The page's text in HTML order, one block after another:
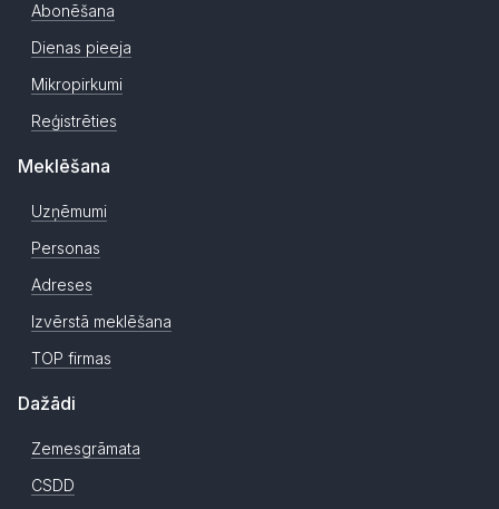
Abonēšana
Dienas pieeja
Mikropirkumi
Reģistrēties
Meklēšana
Uzņēmumi
Personas
Adreses
Izvērstā meklēšana
TOP firmas
Dažādi
Zemesgrāmata
CSDD